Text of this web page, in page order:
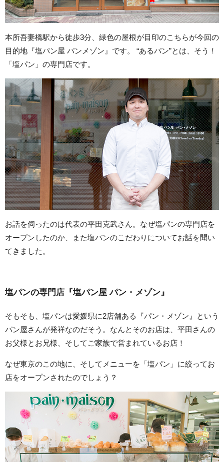
本所吾妻橋駅から徒歩3分、緑色の屋根が目印のこちらが今回の
目的地『塩パン屋 パンメゾン』です。 “あるパン”とは、そう！
「塩パン」の専門店です。
お話を伺ったのは代表の平田克武さん。なぜ塩パンの専門店を
オープンしたのか、また塩パンのこだわりについてお話を聞い
てきました。
塩パンの専門店『塩パン屋 パン・メゾン』
そもそも、塩パンは愛媛県に2店舗ある『パン・メゾン』という
パン屋さんが発祥なのだそう。なんとそのお店は、平田さんの
お父様とお兄様、そしてご家族で営まれているお店！
なぜ東京のこの地に、そしてメニューを「塩パン」に絞ってお
店をオープンされたのでしょう？